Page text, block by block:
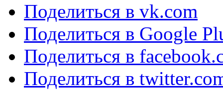
Поделиться в vk.com
Поделиться в Google
Поделиться в
Поделиться в